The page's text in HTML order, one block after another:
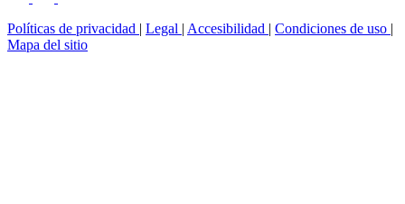
Políticas de privacidad | Legal | Accesibilidad | Condiciones de uso |
Mapa del sitio